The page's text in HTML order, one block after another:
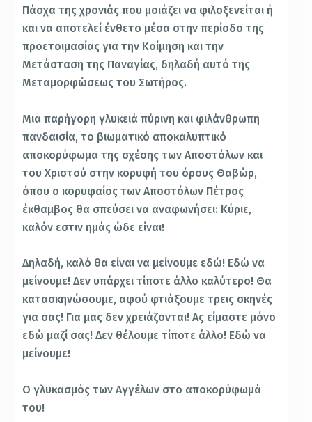
Πάσχα της χρονιάς που μοιάζει να φιλοξενείται ή
και να αποτελεί ένθετο μέσα στην περίοδο της
προετοιμασίας για την Κοίμηση και την
Μετάσταση της Παναγίας, δηλαδή αυτό της
Μεταμορφώσεως του Σωτήρος.
Μια παρήγορη γλυκειά πύρινη και φιλάνθρωπη
πανδαισία, το βιωματικό αποκαλυπτικό
αποκορύφωμα της σχέσης των Αποστόλων και
του Χριστού στην κορυφή του όρους Θαβώρ,
όπου ο κορυφαίος των Αποστόλων Πέτρος
έκθαμβος θα σπεύσει να αναφωνήσει: Κύριε,
καλόν εστιν ημάς ώδε είναι!
Δηλαδή, καλό θα είναι να μείνουμε εδώ! Εδώ να
μείνουμε! Δεν υπάρχει τίποτε άλλο καλύτερο! Θα
κατασκηνώσουμε, αφού φτιάξουμε τρεις σκηνές
για σας! Για μας δεν χρειάζονται! Ας είμαστε μόνο
εδώ μαζί σας! Δεν θέλουμε τίποτε άλλο! Εδώ να
μείνουμε!
Ο γλυκασμός των Αγγέλων στο αποκορύφωμά
του!